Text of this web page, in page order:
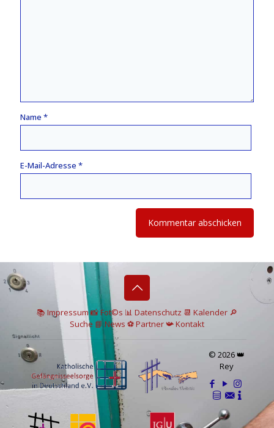
Name *
E-Mail-Adresse *
📚 Impressum📸Fot©s 📊 Datenschutz 📆 Kalender 🔎
Suche 📘 News ⚽Partner📯Kontakt
© 2026 👑
Rey